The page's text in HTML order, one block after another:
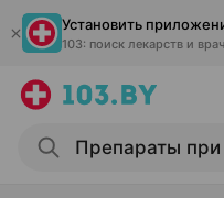
Установить
103: поиск лекарств и